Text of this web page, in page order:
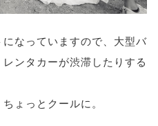
なっていますので、大型バ
ンタカーが渋滞したりする
ょっとクールに。